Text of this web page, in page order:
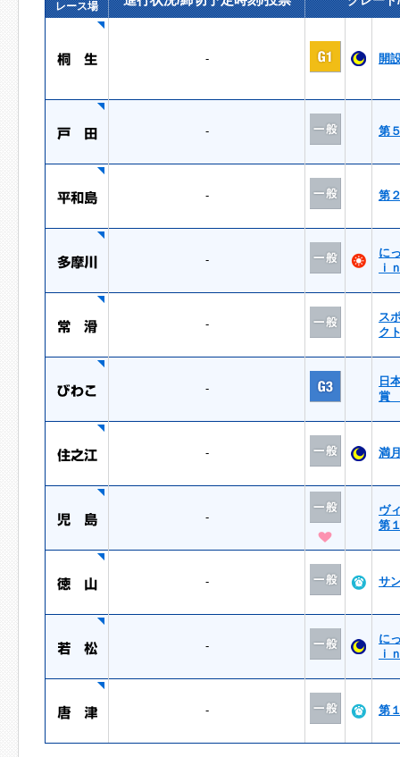
レース場
- 開
- 第
- 第
-
に
ｉ
-
ス
ク
-
日
賞
- 満
-
ヴ
第
- サ
-
に
ｉ
- 第